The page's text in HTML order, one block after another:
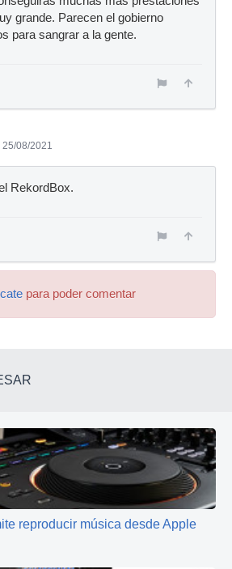
grande. Parecen el gobierno
para sangrar a la gente.
25/08/2021
RekordBox.
para poder comentar
reproducir música desde Apple